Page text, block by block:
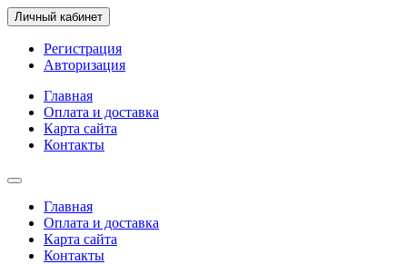
Личный кабинет
Регистрация
Авторизация
Главная
Оплата и доставка
Карта сайта
Контакты
Главная
Оплата и доставка
Карта сайта
Контакты